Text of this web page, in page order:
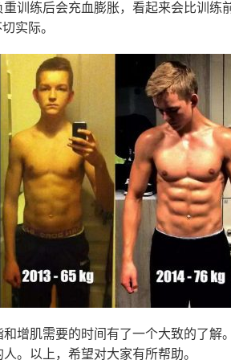
训练后会充血膨胀，看起来会比训
实际。
增肌需要的时间有了一个大致的了
。以上，希望对大家有所帮助。